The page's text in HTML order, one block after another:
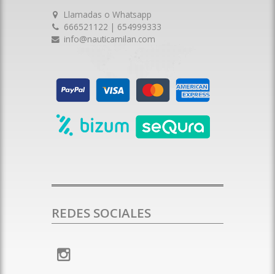
Llamadas o Whatsapp
666521122 | 654999333
info@nauticamilan.com
REDES SOCIALES